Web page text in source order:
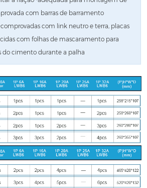
com barras de barramento
com link neutro e terra, placas
com folhas de mascaramento para
do cimento durante a palha